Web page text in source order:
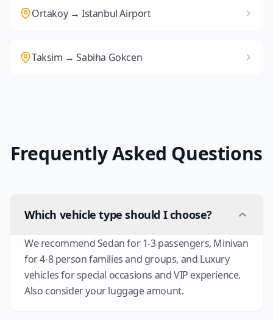
Ortakoy → Istanbul Airport
Taksim → Sabiha Gokcen
Frequently Asked Questions
Which vehicle type should I choose?
We recommend Sedan for 1-3 passengers, Minivan
for 4-8 person families and groups, and Luxury
vehicles for special occasions and VIP experience.
Also consider your luggage amount.